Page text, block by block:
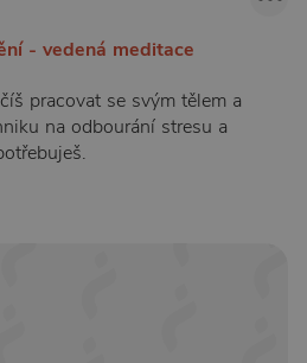
- vedená meditace
pracovat se svým tělem a
na odbourání stresu a